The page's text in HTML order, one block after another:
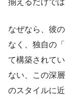
なぜなら、彼
なく、独自の
て構築されて
ない、この深
のスタイルに